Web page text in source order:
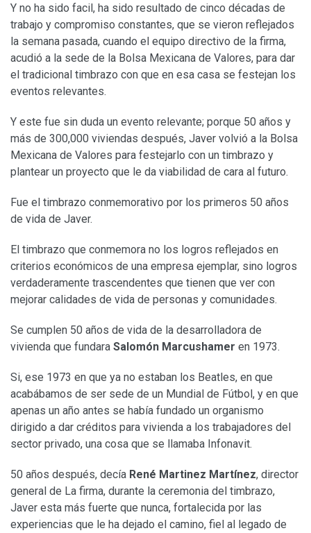
Y no ha sido facil, ha sido resultado de cinco décadas de
trabajo y compromiso constantes, que se vieron reflejados
la semana pasada, cuando el equipo directivo de la firma,
acudió a la sede de la Bolsa Mexicana de Valores, para dar
el tradicional timbrazo con que en esa casa se festejan los
eventos relevantes.
Y este fue sin duda un evento relevante; porque 50 años y
más de 300,000 viviendas después, Javer volvió a la Bolsa
Mexicana de Valores para festejarlo con un timbrazo y
plantear un proyecto que le da viabilidad de cara al futuro.
Fue el timbrazo conmemorativo por los primeros 50 años
de vida de Javer.
El timbrazo que conmemora no los logros reflejados en
criterios económicos de una empresa ejemplar, sino logros
verdaderamente trascendentes que tienen que ver con
mejorar calidades de vida de personas y comunidades.
Se cumplen 50 años de vida de la desarrolladora de
vivienda que fundara Salomón Marcushamer en 1973.
Si, ese 1973 en que ya no estaban los Beatles, en que
acabábamos de ser sede de un Mundial de Fútbol, y en que
apenas un año antes se había fundado un organismo
dirigido a dar créditos para vivienda a los trabajadores del
sector privado, una cosa que se llamaba Infonavit.
50 años después, decía René Martinez Martínez, director
general de La firma, durante la ceremonia del timbrazo,
Javer esta más fuerte que nunca, fortalecida por las
experiencias que le ha dejado el camino, fiel al legado de